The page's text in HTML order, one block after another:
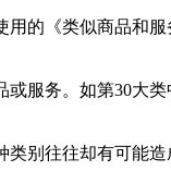
的《类似商品和
服务。如第30大类
别往往却有可能